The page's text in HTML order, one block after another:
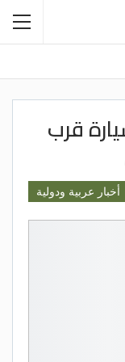
قرب
أخبار عربية ودولية